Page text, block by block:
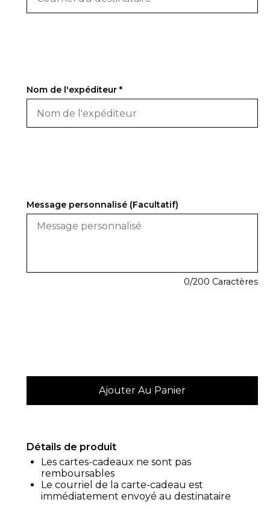
Nom de l'expéditeur *
Message personnalisé (Facultatif)
0/200 Caractères
Détails de produit
Les cartes-cadeaux ne sont pas
remboursables
Le courriel de la carte-cadeau est
immédiatement envoyé au destinataire